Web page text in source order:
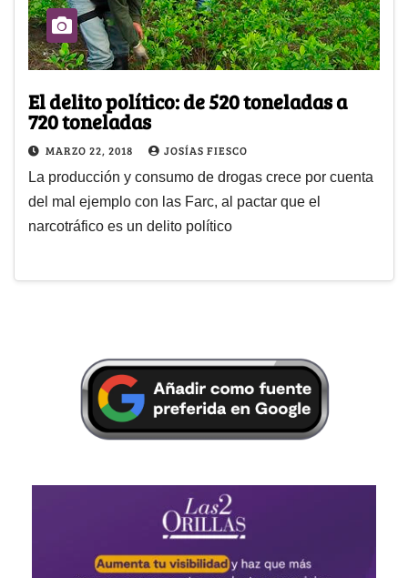
El delito político: de 520 toneladas a
720 toneladas
MARZO 22, 2018 JOSÍAS FIESCO
La producción y consumo de drogas crece por cuenta
del mal ejemplo con las Farc, al pactar que el
narcotráfico es un delito político